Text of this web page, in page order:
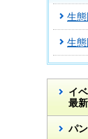
生
生
イ
最
パ